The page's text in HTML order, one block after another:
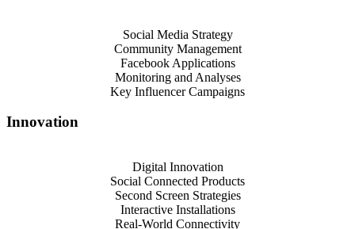
Social Media Strategy
Community Management
Facebook Applications
Monitoring and Analyses
Key Influencer Campaigns
Innovation
Digital Innovation
Social Connected Products
Second Screen Strategies
Interactive Installations
Real-World Connectivity